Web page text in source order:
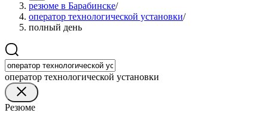
резюме в Барабинске/
оператор технологической установки/
полный день
оператор технологической установки
Резюме